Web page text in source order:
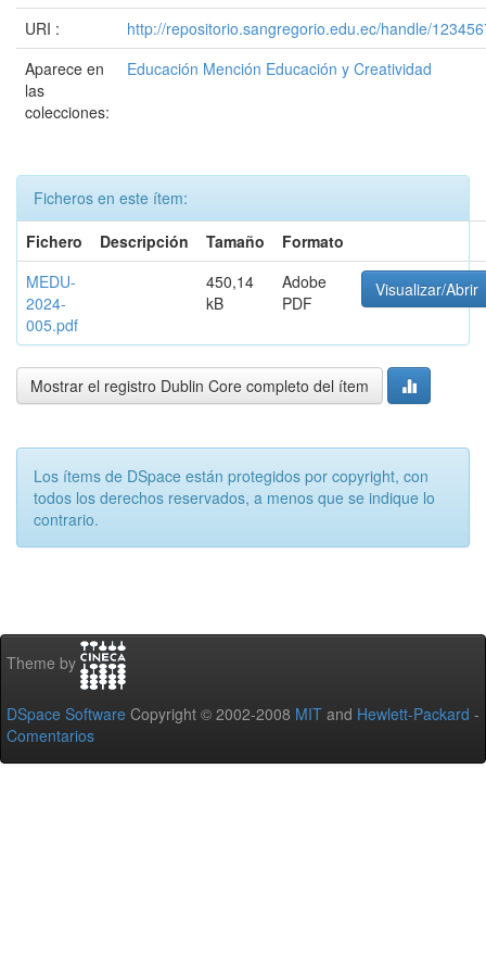
URI :
http://repositorio.sangregorio.edu.ec/handle/
Aparece en
las
colecciones:
Educación Mención Educación y Creatividad
Ficheros en este ítem:
Fichero
Descripción Tamaño
Formato
MEDU-
2024-
005.pdf
450,14
kB
Adobe
PDF
Visualizar/Abrir
Mostrar el registro Dublin Core completo del ítem
Los ítems de DSpace están protegidos por copyright, con
todos los derechos reservados, a menos que se indique lo
contrario.
Theme by
DSpace Software Copyright © 2002-2008 MIT and Hewlett-Packard -
Comentarios